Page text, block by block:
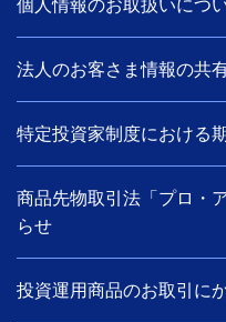
個人情報のお取扱いにつ
法人のお客さま情報の共
特定投資家制度における
商品先物取引法「プロ・
らせ
投資運用商品のお取引に